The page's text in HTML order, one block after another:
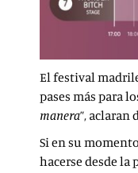
El festival
pases más para
manera”, aclaran
Si en su
hacerse desde la